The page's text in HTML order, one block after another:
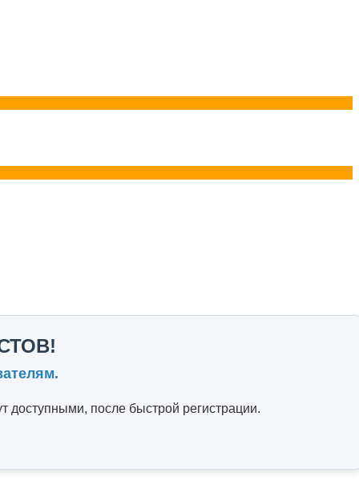
доступными, после быстрой регистрации.